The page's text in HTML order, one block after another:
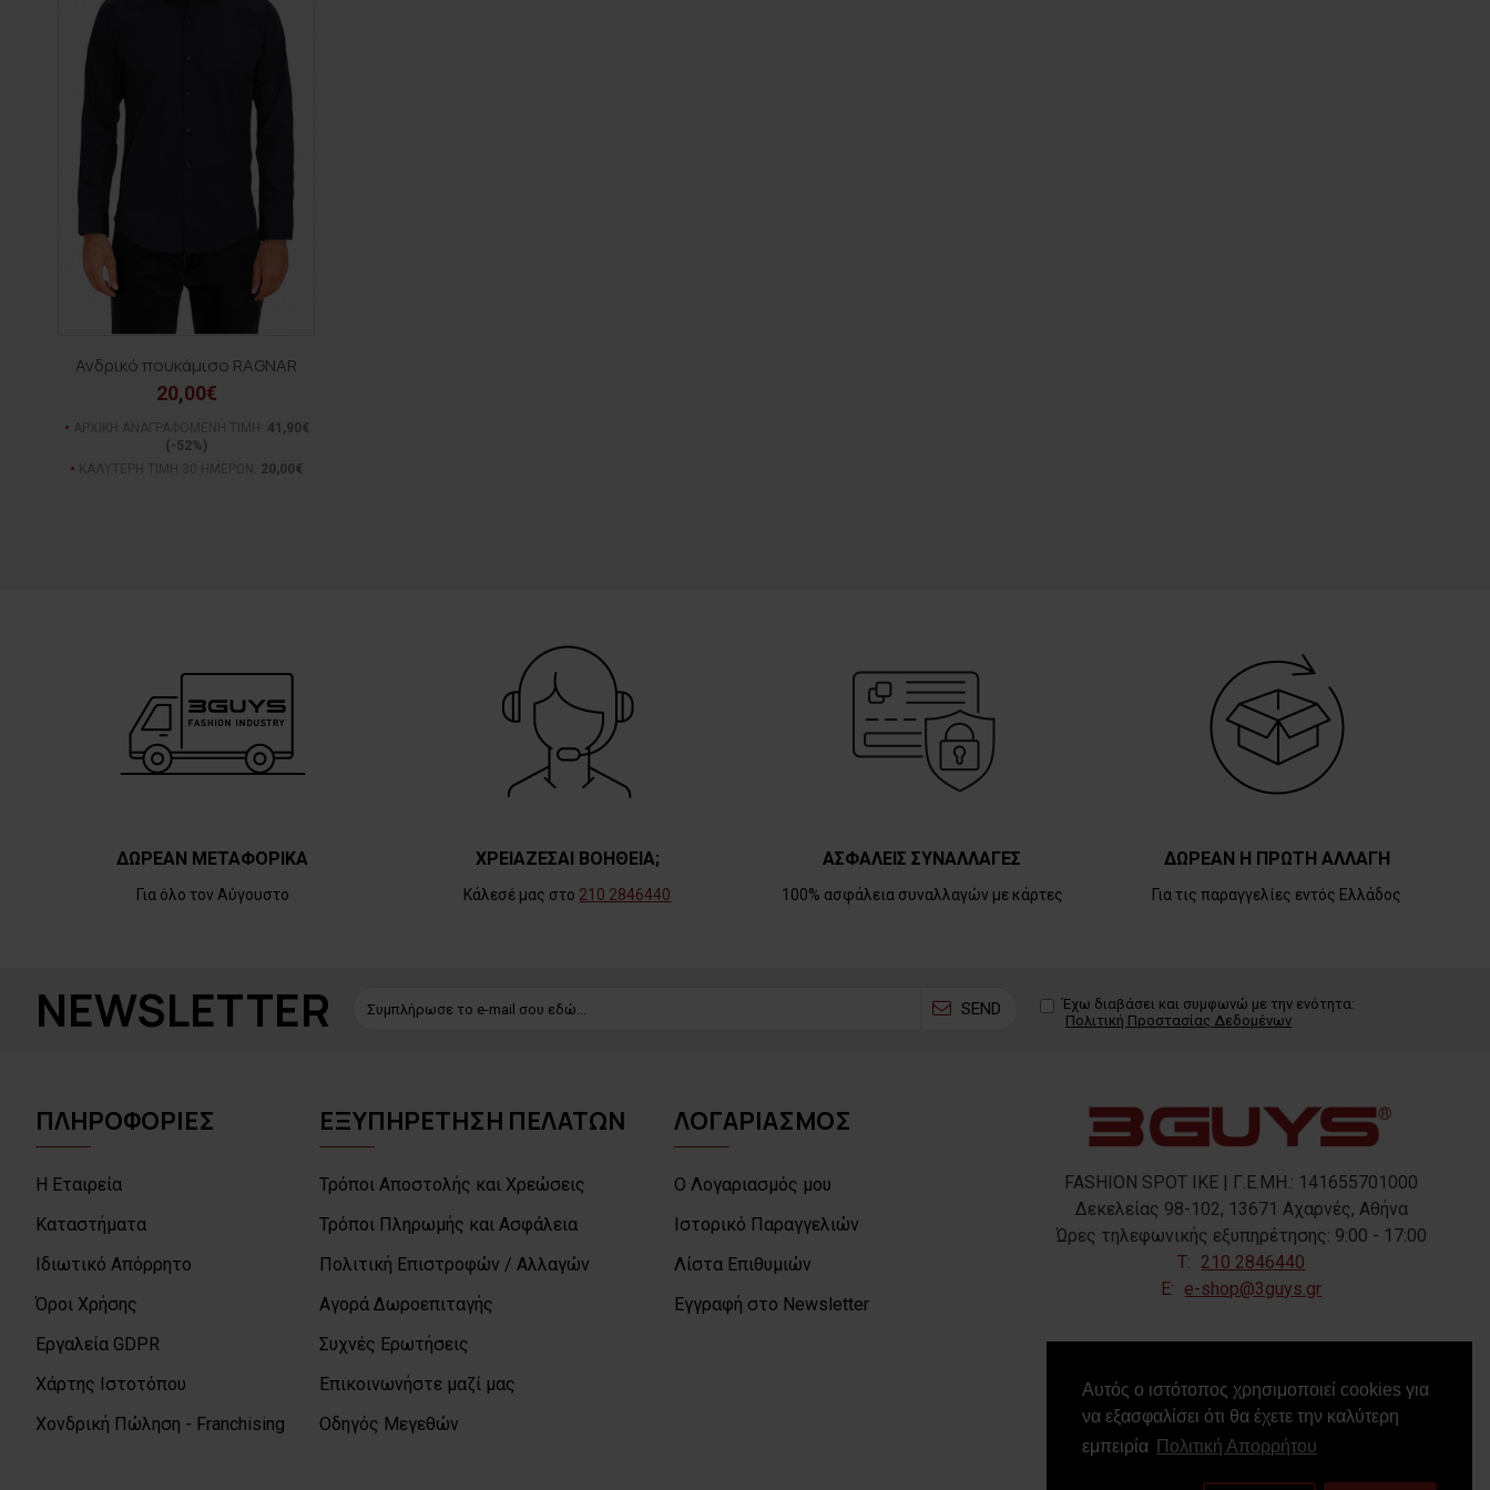
Αυτός ο ιστότοπος χρησιμοποιεί cookies για
να εξασφαλίσει ότι θα έχετε την καλύτερη
εμπειρία Πολιτική Απορρήτου
Ανδρικό πουκάμισο RAGNAR
20,00€
41,90€
(-52%)
20,00€
ΔΩΡΕΑΝ ΜΕΤΑΦΟΡΙΚΑ
Για όλο τον Αύγουστο
ΧΡΕΙΑΖΕΣΑΙ ΒΟΗΘΕΙΑ;
Κάλεσέ μας στο 210 2846440
ΑΣΦΑΛΕΙΣ ΣΥΝΑΛΛΑΓΕΣ
100% ασφάλεια συναλλαγών με κάρτες
ΔΩΡΕΑΝ Η ΠΡΩΤΗ ΑΛΛΑΓΗ
Για τις παραγγελίες εντός Ελλάδος
NEWSLETTER SEND
Έχω διαβάσει και συμφωνώ με την ενότητα:
Πολιτική Προστασίας Δεδομένων
ΠΛΗΡΟΦΟΡΙΕΣ
Η Εταιρεία
Καταστήματα
Ιδιωτικό Απόρρητο
Όροι Χρήσης
Εργαλεία GDPR
Χάρτης Ιστοτόπου
Χονδρική Πώληση - Franchising
ΕΞΥΠΗΡΕΤΗΣΗ ΠΕΛΑΤΩΝ
Τρόποι Αποστολής και Χρεώσεις
Τρόποι Πληρωμής και Ασφάλεια
Πολιτική Επιστροφών / Αλλαγών
Αγορά Δωροεπιταγής
Συχνές Ερωτήσεις
Επικοινωνήστε μαζί μας
Οδηγός Μεγεθών
ΛΟΓΑΡΙΑΣΜΟΣ
Ο Λογαριασμός μου
Ιστορικό Παραγγελιών
Λίστα Επιθυμιών
Εγγραφή στο Newsletter
FASHION SPOT IKE | Γ.Ε.ΜΗ.: 141655701000
Δεκελείας 98-102, 13671 Αχαρνές, Αθήνα
Ώρες τηλεφωνικής εξυπηρέτησης: 9:00 - 17:00
T: 210 2846440
E: e-shop@3guys.gr